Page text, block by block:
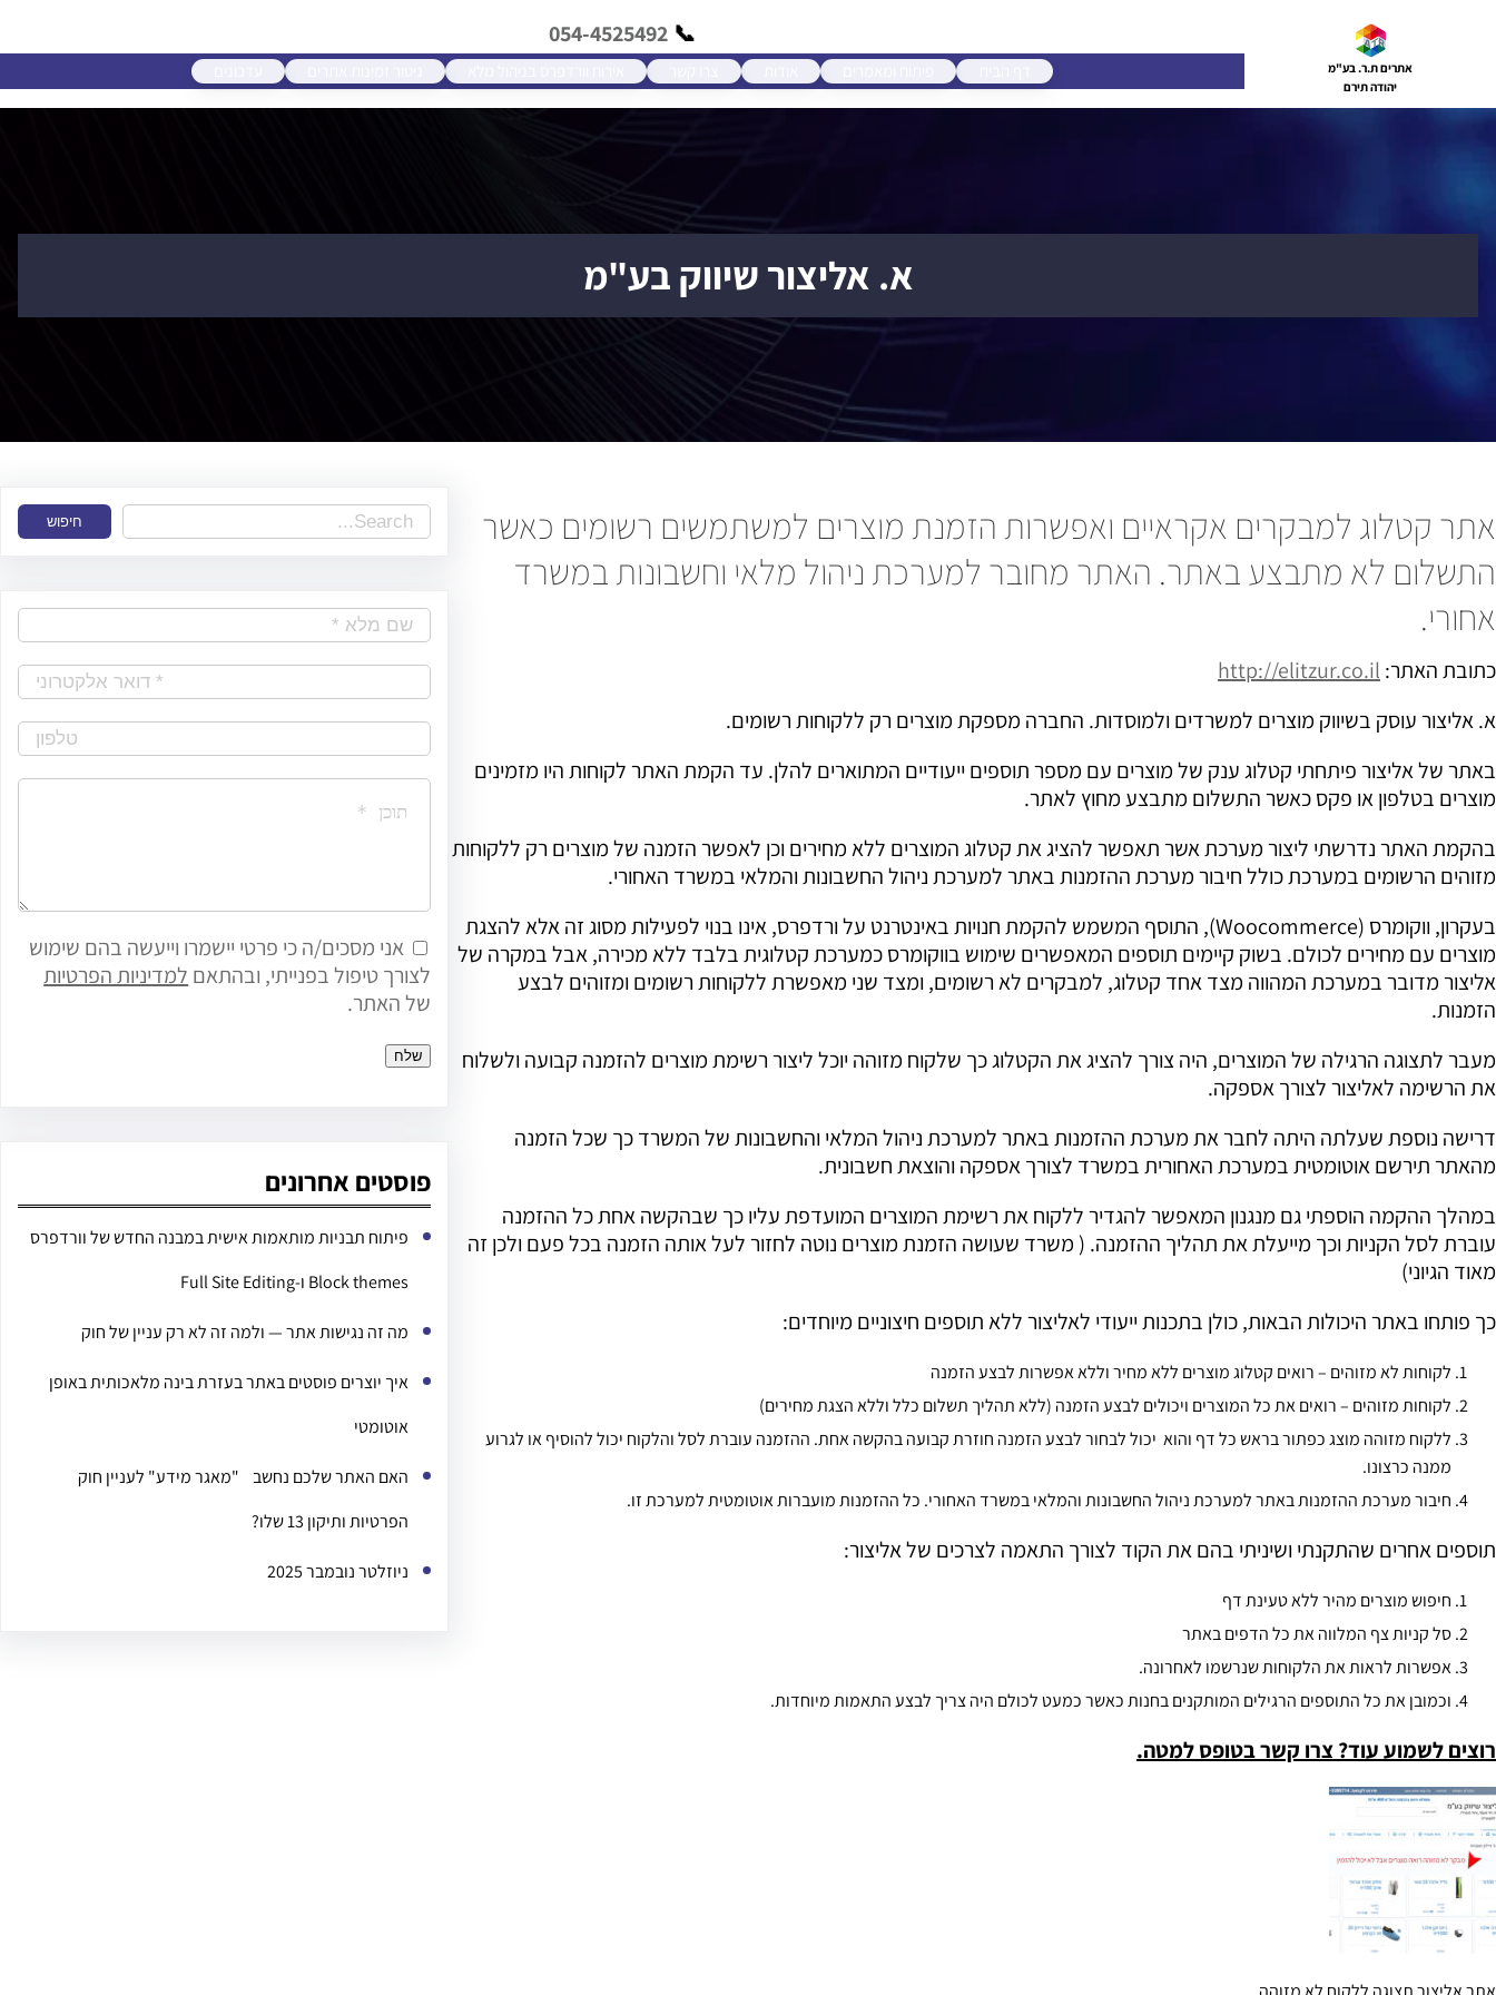
אתרים ת.ר. בע"מ
יהודה תירם
054-4525492
א. אליצור שיווק בע"מ
אתר קטלוג למבקרים אקראיים ואפשרות הזמנת מוצרים למשתמשים רשומים כאשר
התשלום לא מתבצע באתר. האתר מחובר למערכת ניהול מלאי וחשבונות במשרד
אחורי.
כתובת האתר: http://elitzur.co.il
א. אליצור עוסק בשיווק מוצרים למשרדים ולמוסדות. החברה מספקת מוצרים רק ללקוחות רשומים.
באתר של אליצור פיתחתי קטלוג ענק של מוצרים עם מספר תוספים ייעודיים המתוארים להלן. עד הקמת האתר לקוחות היו מזמינים
מוצרים בטלפון או פקס כאשר התשלום מתבצע מחוץ לאתר.
בהקמת האתר נדרשתי ליצור מערכת אשר תאפשר להציג את קטלוג המוצרים ללא מחירים וכן לאפשר הזמנה של מוצרים רק ללקוחות
מזוהים הרשומים במערכת כולל חיבור מערכת ההזמנות באתר למערכת ניהול החשבונות והמלאי במשרד האחורי.
בעקרון, ווקומרס (Woocommerce), התוסף המשמש להקמת חנויות באינטרנט על ורדפרס, אינו בנוי לפעילות מסוג זה אלא להצגת
מוצרים עם מחירים לכולם. בשוק קיימים תוספים המאפשרים שימוש בווקומרס כמערכת קטלוגית בלבד ללא מכירה, אבל במקרה של
אליצור מדובר במערכת המהווה מצד אחד קטלוג, למבקרים לא רשומים, ומצד שני מאפשרת ללקוחות רשומים ומזוהים לבצע
הזמנות.
מעבר לתצוגה הרגילה של המוצרים, היה צורך להציג את הקטלוג כך שלקוח מזוהה יוכל ליצור רשימת מוצרים להזמנה קבועה ולשלוח
את הרשימה לאליצור לצורך אספקה.
דרישה נוספת שעלתה היתה לחבר את מערכת ההזמנות באתר למערכת ניהול המלאי והחשבונות של המשרד כך שכל הזמנה
מהאתר תירשם אוטומטית במערכת האחורית במשרד לצורך אספקה והוצאת חשבונית.
במהלך ההקמה הוספתי גם מנגנון המאפשר להגדיר ללקוח את רשימת המוצרים המועדפת עליו כך שבהקשה אחת כל ההזמנה
עוברת לסל הקניות וכך מייעלת את תהליך ההזמנה. ( משרד שעושה הזמנת מוצרים נוטה לחזור לעל אותה הזמנה בכל פעם ולכן זה
מאוד הגיוני)
כך פותחו באתר היכולות הבאות, כולן בתכנות ייעודי לאליצור ללא תוספים חיצוניים מיוחדים:
לקוחות לא מזוהים – רואים קטלוג מוצרים ללא מחיר וללא אפשרות לבצע הזמנה
לקוחות מזוהים – רואים את כל המוצרים ויכולים לבצע הזמנה (ללא תהליך תשלום כלל וללא הצגת מחירים)
ללקוח מזוהה מוצג כפתור בראש כל דף והוא יכול לבחור לבצע הזמנה חוזרת קבועה בהקשה אחת. ההזמנה עוברת לסל והלקוח יכול להוסיף או לגרוע
ממנה כרצונו.
חיבור מערכת ההזמנות באתר למערכת ניהול החשבונות והמלאי במשרד האחורי. כל ההזמנות מועברות אוטומטית למערכת זו.
תוספים אחרים שהתקנתי ושיניתי בהם את הקוד לצורך התאמה לצרכים של אליצור:
חיפוש מוצרים מהיר ללא טעינת דף
סל קניות צף המלווה את כל הדפים באתר
אפשרות לראות את הלקוחות שנרשמו לאחרונה.
וכמובן את כל התוספים הרגילים המותקנים בחנות כאשר כמעט לכולם היה צריך לבצע התאמות מיוחדות.
רוצים לשמוע עוד? צרו קשר בטופס למטה.
r
c
h
חיפוש
אני מסכים/ה כי פרטי יישמרו וייעשה בהם שימוש
לצורך טיפול בפנייתי, ובהתאם למדיניות הפרטיות
של האתר.
פוסטים אחרונים
פיתוח תבניות מותאמות אישית במבנה החדש של וורדפרס
Block themes ו-Full Site Editing
מה זה נגישות אתר — ולמה זה לא רק עניין של חוק
איך יוצרים פוסטים באתר בעזרת בינה מלאכותית באופן
אוטומטי
האם האתר שלכם נחשב "מאגר מידע" לעניין חוק
הפרטיות ותיקון 13 שלו?
ניוזלטר נובמבר 2025